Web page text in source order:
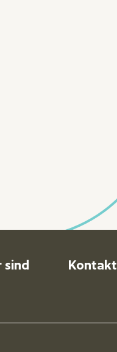
menu
Kontakt